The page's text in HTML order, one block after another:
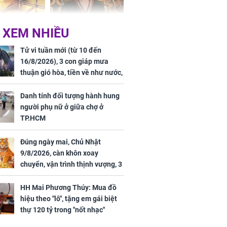
nay,
2026: Tăng
triệu
'Bách Hoa Sát' vừa kết
thúc, Mạnh Tử Nghĩa
đã vướng tranh luận
cuối
lịch, 3 con
phát Tài
trăm bề,
Phượng
trọn cơ
NHIỀU
Tử vi tuần mới (từ 10 đến
16/8/2026), 3 con giáp mưa
thuận gió hòa, tiền về như nước,
bạc vàng dư dả, Phú Quý Vinh
Hoa, vận trình khai sáng
Danh tính đối tượng hành hung
người phụ nữ ở giữa chợ ở
TP.HCM
Đúng ngày mai, Chủ Nhật
9/8/2026, càn khôn xoay
chuyển, vận trình thịnh vượng, 3
con giáp nhận phúc khí nhà trời,
tình tiền đỏ như son, vận may
hanh thông
HH Mai Phương Thúy: Mua đồ
hiệu theo "lô", tặng em gái biệt
thự 120 tỷ trong "nốt nhạc"